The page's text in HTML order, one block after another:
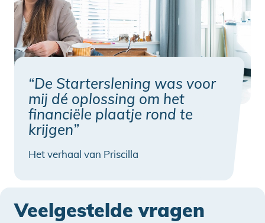
“De Starterslening was voor
mij dé oplossing om het
financiële plaatje rond te
krijgen”
Het verhaal van Priscilla
Veelgestelde vragen